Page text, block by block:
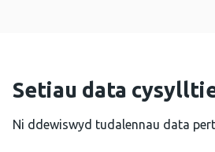
Setiau data
Ni ddewiswyd tudalennau data